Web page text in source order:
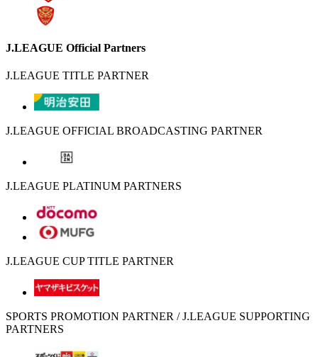
J.LEAGUE Official Partners
J.LEAGUE TITLE PARTNER
J.LEAGUE OFFICIAL BROADCASTING PARTNER
J.LEAGUE PLATINUM PARTNERS
J.LEAGUE CUP TITLE PARTNER
SPORTS PROMOTION PARTNER / J.LEAGUE SUPPORTING
PARTNERS